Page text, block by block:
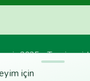
için
2025 -